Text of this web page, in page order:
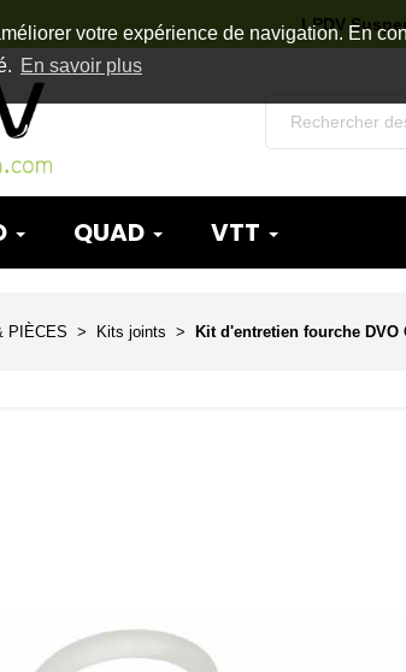
votre expérience de navigation. En
En savoir plus
LPDV
QUAD VTT
PIÈCES Kits joints Kit d'entretien fourche DVO